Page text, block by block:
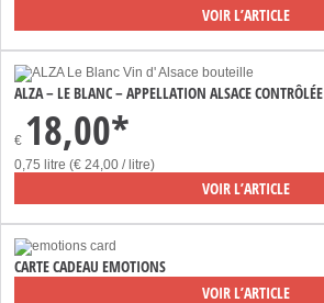
VOIR L’ARTICLE
ALZA – LE BLANC – APPELLATION ALSACE CONTRÔLÉE
€ 18,00*
0,75 litre (€ 24,00 / litre)
VOIR L’ARTICLE
CARTE CADEAU EMOTIONS
VOIR L’ARTICLE